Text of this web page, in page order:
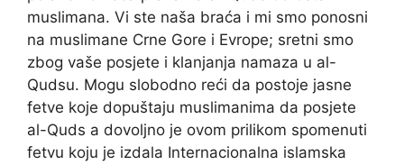
muslimana. Vi ste naša braća i mi smo ponosni
na muslimane Crne Gore i Evrope; sretni smo
zbog vaše posjete i klanjanja namaza u al-
Qudsu. Mogu slobodno reći da postoje jasne
fetve koje dopuštaju muslimanima da posjete
al-Quds a dovoljno je ovom prilikom spomenuti
fetvu koju je izdala Internacionalna islamska